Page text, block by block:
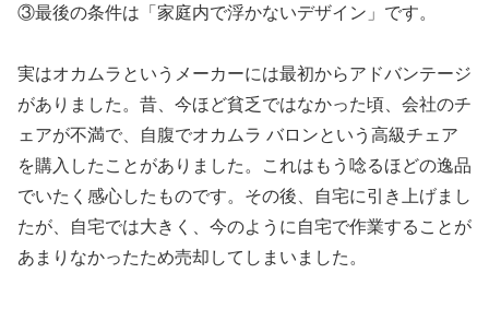
③最後の条件は「家庭内で浮かないデザイン」です。
実はオカムラというメーカーには最初からアドバンテージ
がありました。昔、今ほど貧乏ではなかった頃、会社のチ
ェアが不満で、自腹でオカムラ バロンという高級チェア
を購入したことがありました。これはもう唸るほどの逸品
でいたく感心したものです。その後、自宅に引き上げまし
たが、自宅では大きく、今のように自宅で作業することが
あまりなかったため売却してしまいました。